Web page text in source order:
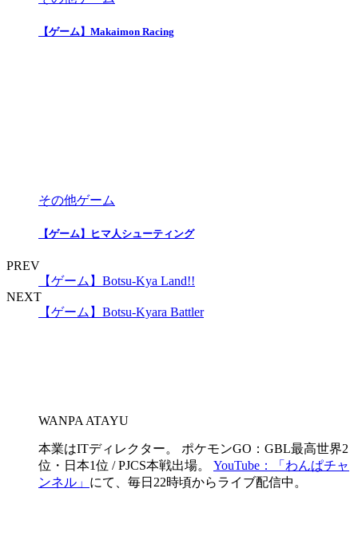
【ゲーム】Makaimon Racing
その他ゲーム
【ゲーム】ヒマ人シューティング
PREV
【ゲーム】Botsu-Kya Land!!
NEXT
【ゲーム】Botsu-Kyara Battler
WANPA ATAYU
本業はITディレクター。 ポケモンGO：GBL最高世界2
位・日本1位 / PJCS本戦出場。 YouTube：「わんぱチャ
ンネル」 にて、毎日22時頃からライブ配信中。